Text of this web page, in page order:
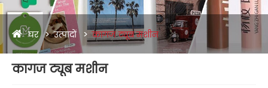
घर उत्पादों कागज ट्यूब मशीन
कागज ट्यूब मशीन